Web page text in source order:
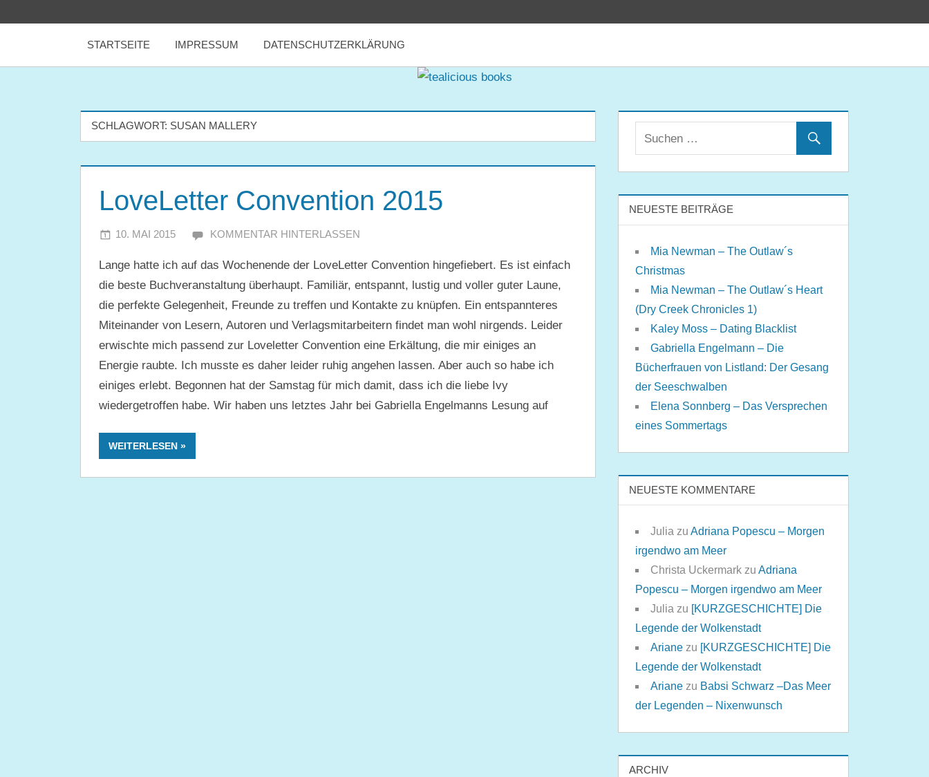
books
STARTSEITE IMPRESSUM DATENSCHUTZERKLÄRUNG
SCHLAGWORT: SUSAN MALLERY
LoveLetter Convention 2015
10. MAI 2015 JULIA
KOMMENTAR HINTERLASSEN
Lange hatte ich auf das Wochenende der LoveLetter Convention hingefiebert. Es ist einfach
die beste Buchveranstaltung überhaupt. Familiär, entspannt, lustig und voller guter Laune,
die perfekte Gelegenheit, Freunde zu treffen und Kontakte zu knüpfen. Ein entspannteres
Miteinander von Lesern, Autoren und Verlagsmitarbeitern findet man wohl nirgends. Leider
erwischte mich passend zur Loveletter Convention eine Erkältung, die mir einiges an
Energie raubte. Ich musste es daher leider ruhig angehen lassen. Aber auch so habe ich
einiges erlebt. Begonnen hat der Samstag für mich damit, dass ich die liebe Ivy
wiedergetroffen habe. Wir haben uns letztes Jahr bei Gabriella Engelmanns Lesung auf
WEITERLESEN
NEUESTE BEITRÄGE
Mia Newman – The Outlaw´s
Christmas
Mia Newman – The Outlaw´s Heart
(Dry Creek Chronicles 1)
Kaley Moss – Dating Blacklist
Gabriella Engelmann – Die
Bücherfrauen von Listland: Der Gesang
der Seeschwalben
Elena Sonnberg – Das Versprechen
eines Sommertags
NEUESTE KOMMENTARE
Julia zuAdriana Popescu – Morgen
irgendwo am Meer
Christa Uckermark zuAdriana
Popescu – Morgen irgendwo am Meer
Julia zu [KURZGESCHICHTE] Die
Legende der Wolkenstadt
Ariane zu [KURZGESCHICHTE] Die
Legende der Wolkenstadt
Ariane zu Babsi Schwarz –Das Meer
der Legenden – Nixenwunsch
ARCHIV